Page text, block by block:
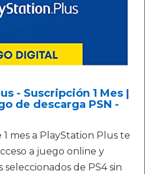
- Suscripción 1 Mes |
de descarga PSN -
mes a PlayStation Plus te
a juego online y
de PS4 sin